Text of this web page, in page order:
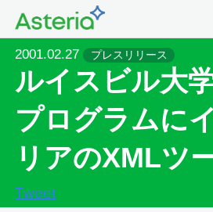
2001.02.27 プレスリリース
ルイスビル大
プログラムに
リアのXMLツ
Tweet